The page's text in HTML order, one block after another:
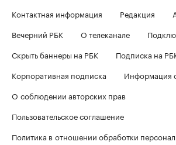
Контактная информация Редакция
Вечерний РБК
О телеканале
Скрыть баннеры на РБК
Подписка на
Корпоративная подписка
Информация
О соблюдении авторских прав
Пользовательское соглашение
Политика в отношении обработки